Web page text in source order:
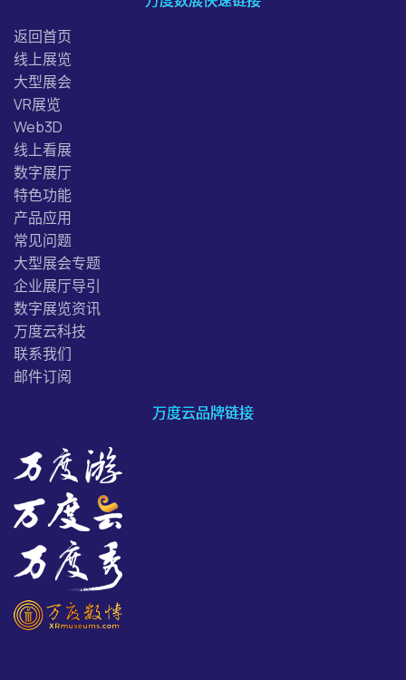
返回首页
线上展览
大型展会
VR展览
Web3D
线上看展
数字展厅
特色功能
产品应用
常见问题
大型展会专题
企业展厅导引
数字展览资讯
万度云科技
联系我们
邮件订阅
万度云品牌链接